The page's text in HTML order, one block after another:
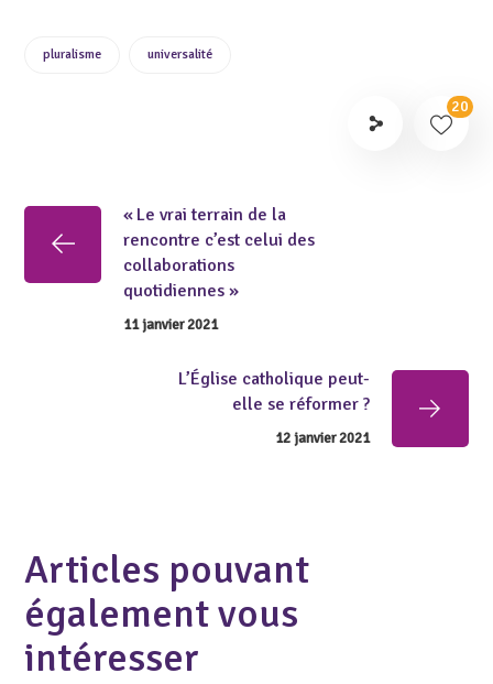
pluralisme universalité
20
« Le vrai terrain de la
rencontre c’est celui des
collaborations
quotidiennes »
11 janvier 2021
L’Église catholique peut-
elle se réformer ?
12 janvier 2021
Articles pouvant
également vous
intéresser